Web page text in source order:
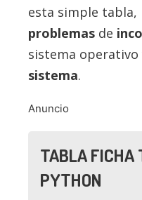
esta simple tabla,
problemas de
sistema operativo
sistema.
Anuncio
TABLA FICHA
PYTHON